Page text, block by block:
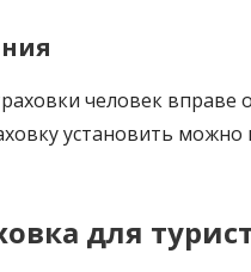
человек вправе
установить можно
для